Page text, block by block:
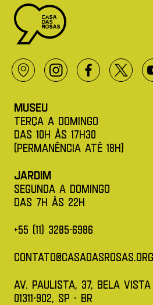
LocalizaçãoInstagramFacebokTwitter
Museu
Terça a Domingo
das 10h àS 17h30
(permanência até 18h)
Jardim
Segunda a Domingo
das 7h àS 22H
+55 (11) 3285-6986
av. paulista, 37, bela vista
01311-902, SP - BR